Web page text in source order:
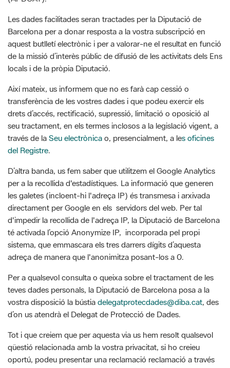
Barcelona per a donar resposta a la vostra subscripció en
aquest butlletí electrònic i per a valorar-ne el resultat en funció
de la missió d’interès públic de difusió de les activitats dels Ens
locals i de la pròpia Diputació.
Així mateix, us informem que no es farà cap cessió o
transferència de les vostres dades i que podeu exercir els
drets d’accés, rectificació, supressió, limitació o oposició al
seu tractament, en els termes inclosos a la legislació vigent, a
través de laSeu electrònicao, presencialment, a les oficines
del Registre.
D’altra banda, us fem saber que utilitzem el Google Analytics
per a la recollida d'estadístiques. La informació que generen
les galetes (incloent-hi l'adreça IP) és transmesa i arxivada
directament per Google en els servidors del web. Per tal
d'impedir la recollida de l'adreça IP, la Diputació de Barcelona
té activada l’opció Anonymize IP, incorporada pel propi
sistema, que emmascara els tres darrers dígits d’aquesta
adreça de manera que l'anonimitza posant-los a 0.
Per a qualsevol consulta o queixa sobre el tractament de les
teves dades personals, la Diputació de Barcelona posa a la
vostra disposició la bústia delegatprotecdades@diba.cat , des
d’on us atendrà el Delegat de Protecció de Dades.
Tot i que creiem que per aquesta via us hem resolt qualsevol
qüestió relacionada amb la vostra privacitat, si ho creieu
oportú, podeu presentar una reclamació reclamació a través
de la web de l’Autoritat Catalana de Protecció de
Dades (APDCAT).